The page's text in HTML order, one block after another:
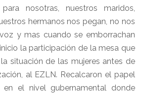
nosotras, nuestros maridos,
hermanos nos pegan, no nos
y mas cuando se emborrachan
la participación de la mesa que
situación de las mujeres antes de
al EZLN. Recalcaron el papel
en el nivel gubernamental donde